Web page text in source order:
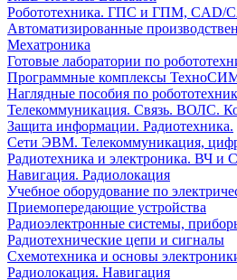
Робототехника. ГПС и ГПМ, CAD/
Автоматизированные
Мехатроника
Готовые лаборатории по
Программные комплексы
Наглядные пособия по
Телекоммуникация. Связь. ВОЛС.
Защита информации. Радиотехника.
Сети ЭВМ. Телекоммуникация,
Радиотехника и электроника. ВЧ и
Навигация. Радиолокация
Учебное оборудование по
Приемопередающие устройства
Радиоэлектронные системы,
Радиотехнические цепи и сигналы
Схемотехника и основы
Радиолокация. Навигация